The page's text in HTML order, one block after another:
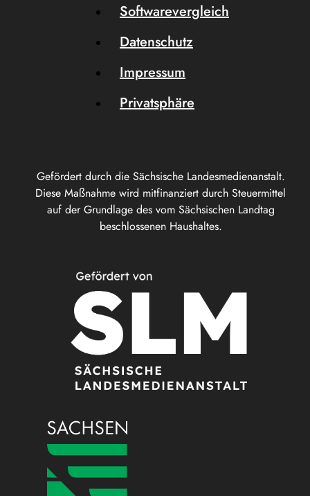
Gefördert durch die Sächsische Landesmedienanstalt.
Diese Maßnahme wird mitfinanziert durch Steuermittel
auf der Grundlage des vom Sächsischen Landtag
beschlossenen Haushaltes.
Softwarevergleich
Datenschutz
Impressum
Privatsphäre